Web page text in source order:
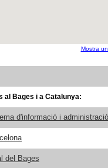
Mostra
al Bages i a Catalunya:
d'informació i
del Bages